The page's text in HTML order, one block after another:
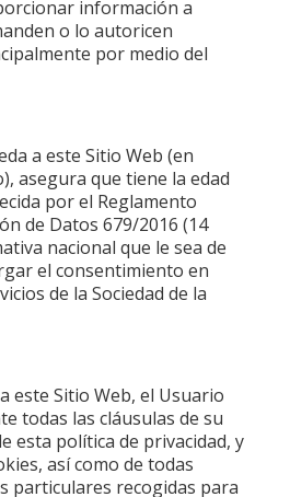
información a
o lo autoricen
por medio del
a este Sitio Web (en
asegura que tiene la edad
por el Reglamento
de Datos 679/2016 (14
nacional que le sea de
el consentimiento en
de la Sociedad de la
este Sitio Web, el Usuario
todas las cláusulas de su
esta política de privacidad, y
así como de todas
particulares recogidas para